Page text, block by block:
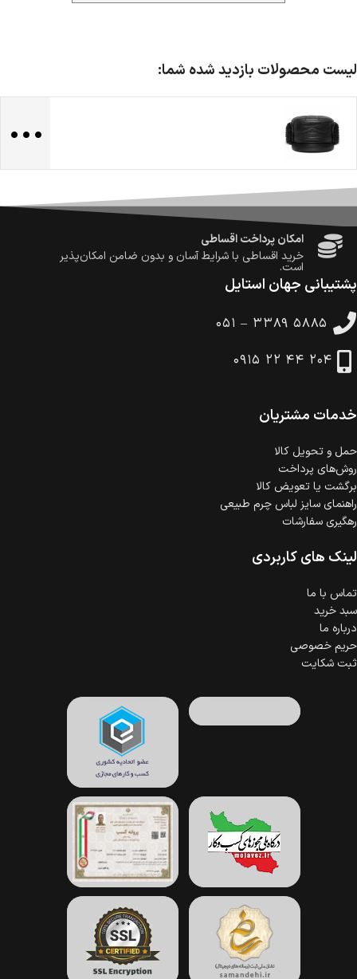
لیست محصولات بازدید شده شما:
...
گارانتی معتبر برای تمامی محصولات ارائه می‌شود.
ارسال سریع و رایگان
سفارش‌های بیش از
ارسال می‌شود.
ضمانت بازگشت کالا
امکان پرداخت در محل
در هنگام خرید محصول، امکان انتخاب پرداخت در محل
وجود دارد.
امکان پرداخت اقساطی
خرید اقساطی با شرایط آسان و بدون ضامن امکان‌پذیر
است.
ضمانت اصالت کالا
پشتیبانی جهان استایل
۰۵۱ – ۳۳۸۹ ۵۸۸۵
۰۹۱۵ ۲۲ ۴۴ ۲۰۴
خدمات مشتریان
حمل‌ و تحویل کالا
روش‌های پرداخت
برگشت یا تعویض کالا
راهنمای سایز لباس چرم طبیعی
رهگیری سفارشات
لینک های کاربردی
تماس با ما
سبد خرید
درباره ما
حریم خصوصی
ثبت شکایت